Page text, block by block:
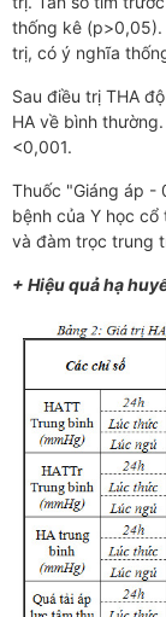
thống kê (p>0,05).
trị, có ý nghĩa
Sau điều trị THA
HA về bình
<0,001.
Thuốc "Giáng áp -
bệnh của Y học
và đàm trọc trung
+ Hiệu quả hạ